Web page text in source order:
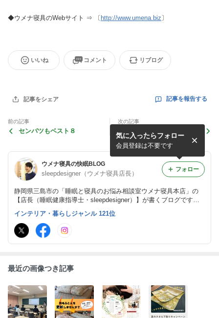
◆ウメナ寝具のWebサイト ⇒ 〔http://www.umena.biz〕
いいね コメント リブログ
記事をシェア 記事を報告する
前の記事
センバツもベスト８
次の記事
岡崎慎司選手のBLOG
ウメナ寝具の快眠BLOG
sleepdesigner（ウメナ寝具店長）
静岡県三島市の「睡眠と寝具のお悩み相談室ウメナ寝具本店」の
【店長（睡眠健康指導士・sleepdesigner）】が書くブログです。
睡眠の話、睡眠に絡めた寝具（布団）の話、お店の情報などを載せ
ています。
気に入ったらフォロー
会員登録は不要です
フォロー
インテリア・暮らしジャンル 121位
最近の画像つき記事